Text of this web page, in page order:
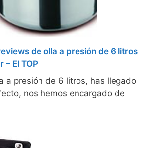
de olla a presión de 6 litros
– El TOP
a presión de 6 litros, has llegado
nos hemos encargado de